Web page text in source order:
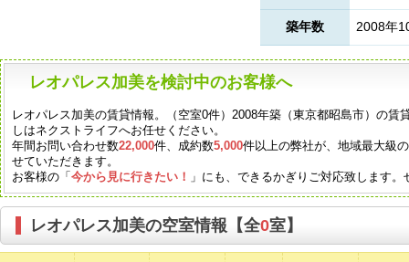
築年数 2008年
レオパレス加美を検討中のお客様へ
レオパレス加美の賃貸情報。（空室0件）2008年築（東京都昭島市）の賃
しはネクストライフへお任せください。
年間お問い合わせ数22,000件、成約数5,000件以上の弊社が、地域最大級
せていただきます。
お客様の「今から見に行きたい！ 」にも、できるかぎりご対応致します
レオパレス加美の空室情報【全0室】